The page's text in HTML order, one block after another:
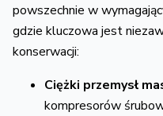
powszechnie w
gdzie kluczowa jest
konserwacji:
Ciężki przemysł
kompresorów